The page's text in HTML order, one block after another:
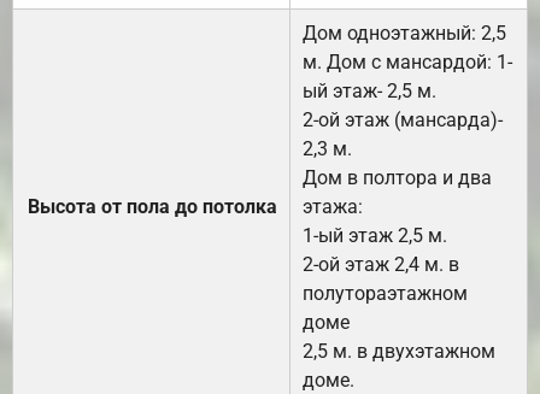
Высота от пола до потолка
Дом одноэтажный: 2,5
м. Дом с мансардой: 1-
ый этаж- 2,5 м.
2-ой этаж (мансарда)-
2,3 м.
Дом в полтора и два
этажа:
1-ый этаж 2,5 м.
2-ой этаж 2,4 м. в
полутораэтажном
доме
2,5 м. в двухэтажном
доме.